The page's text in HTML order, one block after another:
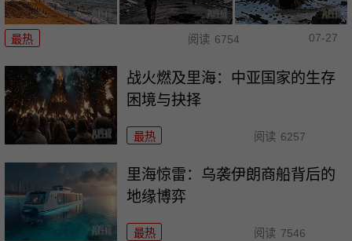
最热 阅读 6754 07-27
战火燃及里海：中亚国家的生存
困境与抉择
最热 阅读 6257
里海惊雷：乌袭伊朗商船背后的
地缘博弈
最热 阅读 7546